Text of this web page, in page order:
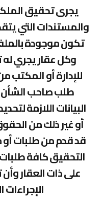
يجرى تحقيق
والمستندات التي
تكون موجودة
وكل عقار يجري
للإدارة أو المكتب
طلب صاحب
البيانات اللازمة
أو غير ذلك من
قد قدم من طلبات
التحقيق كافة
على ذات العقار
الإجراءات